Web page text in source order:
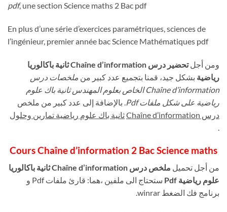
pdf, une section Science maths 2 Bac pdf
En plus d’une série d’exercices paramétriques, sciences de
l’ingénieur, premier année bac Science Mathématiques pdf
ومن أجلتحضير درس Chaîne d’information
ثانية باكالوريا
رياضية بشكل جيد، قمنا بتجميع عدد كبير من ملخصات درس
Chaîne d’information الخاص بعلوم المهندس ثانية باك علوم
رياضية على شكل ملفات Pdf
. بالإضافة إلى عدد كبير من ملخص
درس Chaîne d’information
ثانية باك علوم رياضية تمارين وحلول
.
Cours Chaîne d’information 2 Bac Science maths
من أجل تحميل ملخص درس Chaîne d’information
ثانية باكالوريا
علوم رياضية Pdf
ستحتاج الى ملفين ،هما: قارئ ملفات Pdf و
برنامج فك الضغط winrar.